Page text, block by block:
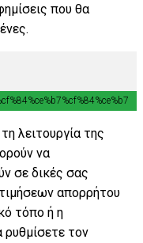
που θα
λειτουργία της
να
σε δικές σας
απορρήτου
τόπο ή η
τον